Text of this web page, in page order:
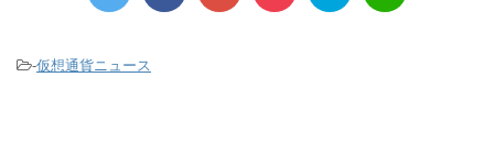
-仮想通貨ニュース